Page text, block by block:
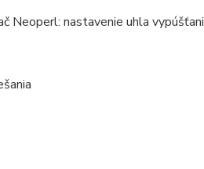
Neoperl: nastavenie uhla